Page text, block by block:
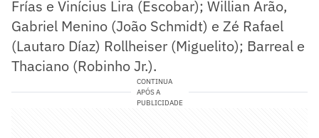
Frías e Vinícius Lira (Escobar); Willian Arão,
Gabriel Menino (João Schmidt) e Zé Rafael
(Lautaro Díaz) Rollheiser (Miguelito); Barreal e
Thaciano (Robinho Jr.).
CONTINUA
APÓS A
PUBLICIDADE